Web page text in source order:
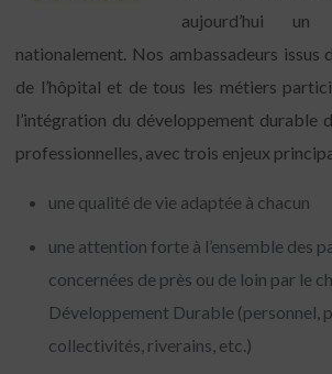
aujourd’hui
nationalement. Nos ambassadeurs issus
de l’hôpital et de tous les métiers
l’intégration du développement durable
professionnelles, avec trois enjeux
une qualité de vie adaptée à chacun
une attention forte à l’ensemble des
concernées de près ou de loin par le
Développement Durable (personnel,
collectivités, riverains, etc.)